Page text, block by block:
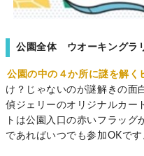
公園全体 ウオーキングラ
公園の中の４か所に謎を解く
け？じゃないのが謎解きの面
偵ジェリーのオリジナルカー
トは公園入口の赤いフラッ
であればいつでも参加OKです